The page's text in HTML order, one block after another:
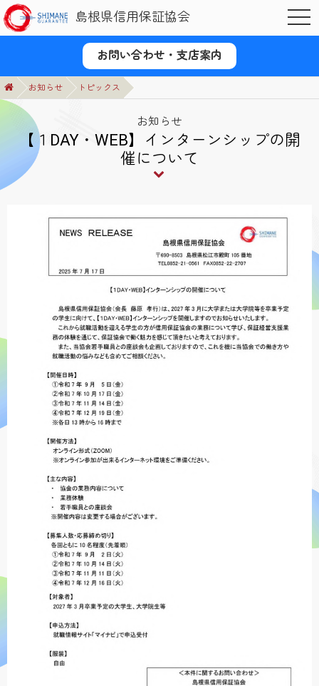
島根県信用保証協会
お問い合わせ・支店案内
お知らせ トピックス
お知らせ
【１DAY・WEB】インターンシップの開
催について